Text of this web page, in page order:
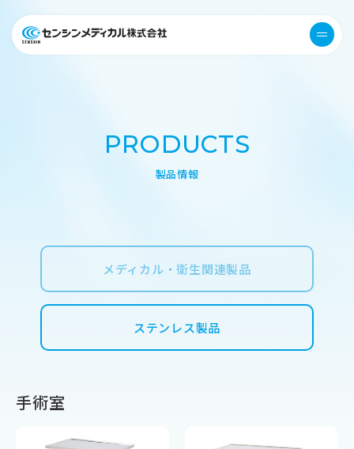
医療機器 衛生用品 センシンメ
menu
PRODUCTS
製品情報
メディカル・衛生関連製品
ステンレス製品
手術室